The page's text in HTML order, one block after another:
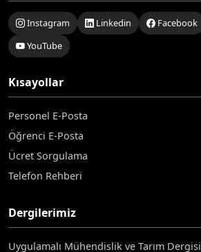
Instagram Linkedin Facebook
YouTube
Kısayollar
Personel E-Posta
Öğrenci E-Posta
Ücret Sorgulama
Telefon Rehberi
Dergilerimiz
Uygulamalı Mühendislik ve Tarım Dergisi